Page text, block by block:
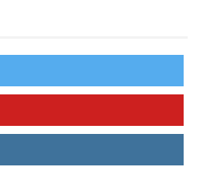
asegura Gustavo Duque
NACIONALES
TITULARES